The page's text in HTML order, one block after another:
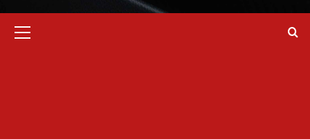
główne